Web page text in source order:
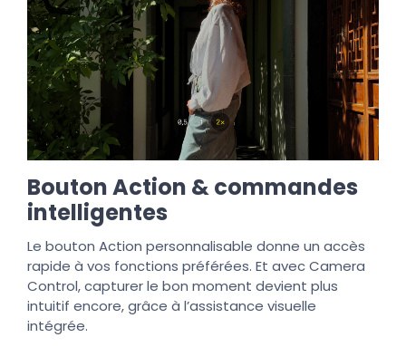
Bouton Action & commandes
intelligentes
Le bouton Action personnalisable donne un accès
rapide à vos fonctions préférées. Et avec Camera
Control, capturer le bon moment devient plus
intuitif encore, grâce à l’assistance visuelle
intégrée.